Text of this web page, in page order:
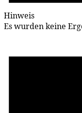
Hinweis
Es wurden keine